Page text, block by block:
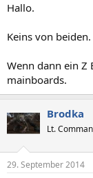
Hallo.
Keins von beiden.
Wenn dann ein Z
mainboards.
Brodka
Lt.
29. September 2014